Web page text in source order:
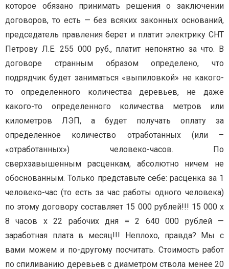
которое обязано принимать решения о заключении
договоров, то есть — без всяких законных оснований,
председатель правления берет и платит электрику СНТ
Петрову Л.Е. 255 000 руб., платит непонятно за что. В
договоре странным образом определено, что
подрядчик будет заниматься «выпиловкой» не какого-
то определенного количества деревьев, не даже
какого-то определенного количества метров или
километров ЛЭП, а будет получать оплату за
определенное количество отработанных (или –
«отработанных») человеко-часов. По
сверхзавышенным расценкам, абсолютно ничем не
обоснованным. Только представьте себе: расценка за 1
человеко-час (то есть за час работы одного человека)
по этому договору составляет 15 000 рублей!!! 15 000 х
8 часов х 22 рабочих дня = 2 640 000 рублей —
заработная плата в месяц!!! Неплохо, правда? Мы с
вами можем и по-другому посчитать. Стоимость работ
по спиливанию деревьев с диаметром ствола менее 20